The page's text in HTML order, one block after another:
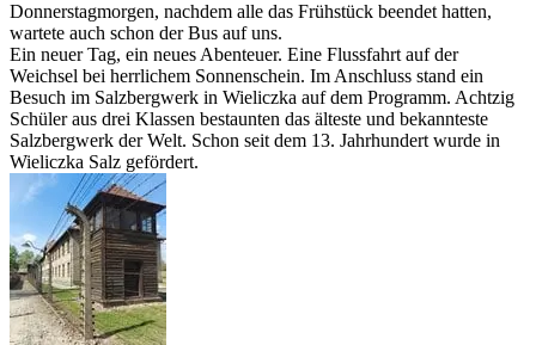
Donnerstagmorgen, nachdem alle das Frühstück beendet hatten,
wartete auch schon der Bus auf uns.
Ein neuer Tag, ein neues Abenteuer. Eine Flussfahrt auf der
Weichsel bei herrlichem Sonnenschein. Im Anschluss stand ein
Besuch im Salzbergwerk in Wieliczka auf dem Programm. Achtzig
Schüler aus drei Klassen bestaunten das älteste und bekannteste
Salzbergwerk der Welt. Schon seit dem 13. Jahrhundert wurde in
Wieliczka Salz gefördert.